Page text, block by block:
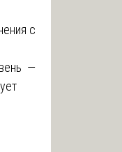
с
—